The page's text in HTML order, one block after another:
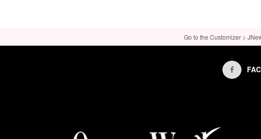
Go to the Customizer >